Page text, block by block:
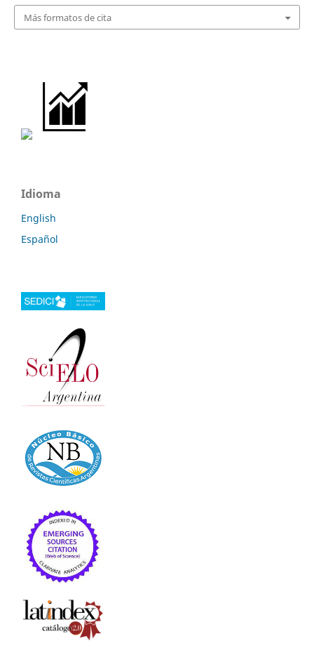
Más formatos de cita
Idioma
English
Español